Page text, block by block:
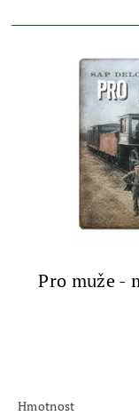
Pro muže -
Hmotnost